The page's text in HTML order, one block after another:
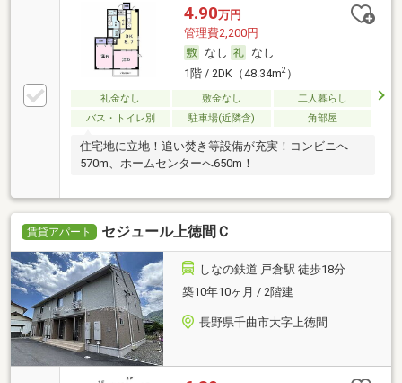
4.90万円
管理費2,200円
なし
なし
1階 / 2DK（48.34m2）
礼金なし 敷金なし
二人暮らし
バス・トイレ別
駐車場(近隣含) 角部屋
住宅地に立地！追い焚き等設備が充実！コンビニへ
570m、ホームセンターへ650m！
賃貸アパート セジュール上徳間Ｃ
しなの鉄道 戸倉駅 徒歩18分
築10年10ヶ月 / 2階建
長野県千曲市大字上徳間